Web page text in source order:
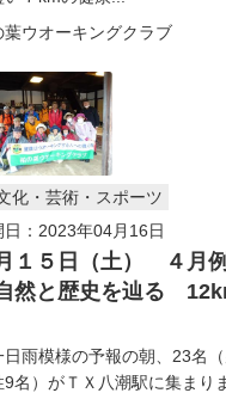
葉ウオーキングクラブ
化・芸術・スポーツ
日：2023年04月16日
１５日（土） ４月
然と歴史を辿る
雨模様の予報の朝、23名（
9名）がＴＸ八潮駅に集まり